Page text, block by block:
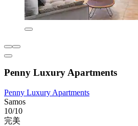
Penny Luxury Apartments
Penny Luxury Apartments
Samos
10/10
完美